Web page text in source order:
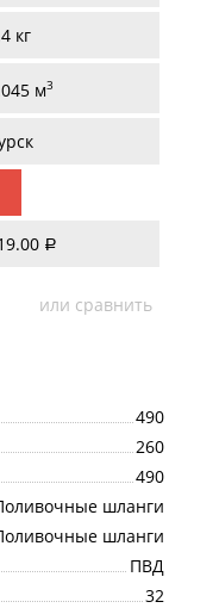
кг
м3
a
или сравнить
490
260
490
шланги
шланги
ПВД
32